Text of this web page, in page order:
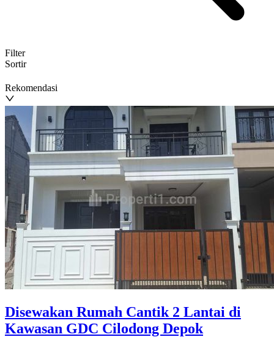
Filter
Sortir
Rekomendasi
Disewakan Rumah Cantik 2 Lantai di
Kawasan GDC Cilodong Depok